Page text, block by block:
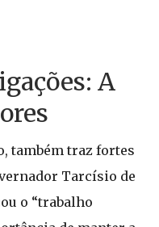
A
também traz fortes
Tarcísio de
o “trabalho